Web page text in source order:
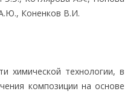
Коненков В.И.
химической технологии, в
композиции на основе